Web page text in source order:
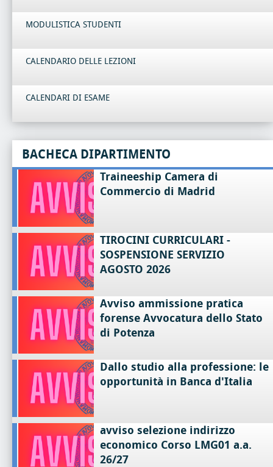
MODULISTICA STUDENTI
CALENDARIO DELLE LEZIONI
CALENDARI DI ESAME
BACHECA DIPARTIMENTO
Traineeship Camera di
Commercio di Madrid
TIROCINI CURRICULARI -
SOSPENSIONE SERVIZIO
AGOSTO 2026
Avviso ammissione pratica
forense Avvocatura dello Stato
di Potenza
Dallo studio alla professione: le
opportunità in Banca d'Italia
avviso selezione indirizzo
economico Corso LMG01 a.a.
26/27